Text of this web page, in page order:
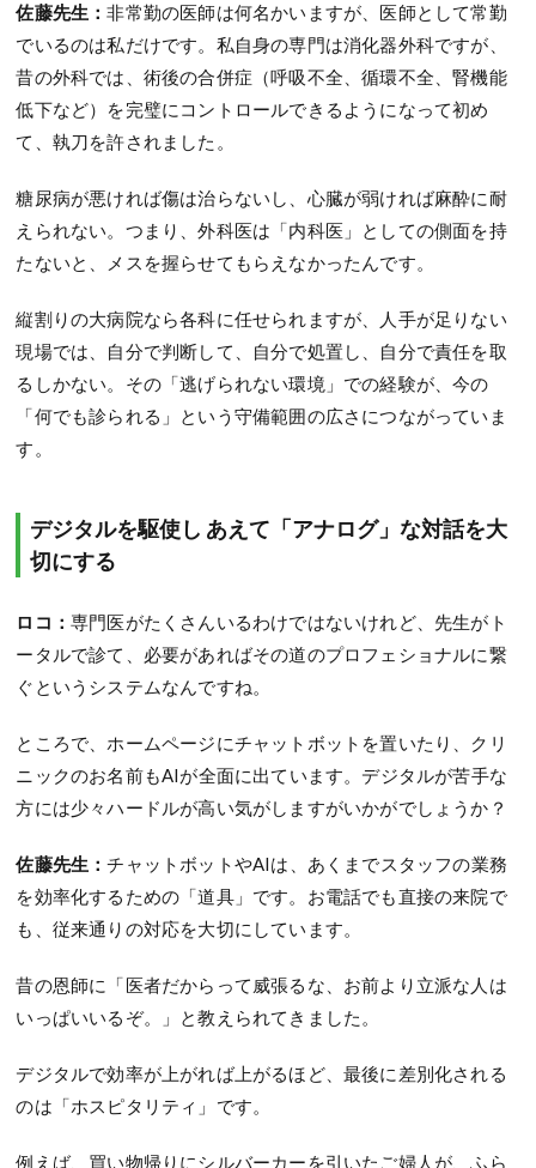
佐藤先生：非常勤の医師は何名かいますが、医師として常勤
でいるのは私だけです。私自身の専門は消化器外科ですが、
昔の外科では、術後の合併症（呼吸不全、循環不全、腎機能
低下など）を完璧にコントロールできるようになって初め
て、執刀を許されました。
糖尿病が悪ければ傷は治らないし、心臓が弱ければ麻酔に耐
えられない。つまり、外科医は「内科医」としての側面を持
たないと、メスを握らせてもらえなかったんです。
縦割りの大病院なら各科に任せられますが、人手が足りない
現場では、自分で判断して、自分で処置し、自分で責任を取
るしかない。その「逃げられない環境」での経験が、今の
「何でも診られる」という守備範囲の広さにつながっていま
す。
デジタルを駆使し あえて「アナログ」な対話を大
切にする
ロコ：専門医がたくさんいるわけではないけれど、先生がト
ータルで診て、必要があればその道のプロフェショナルに繋
ぐというシステムなんですね。
ところで、ホームページにチャットボットを置いたり、クリ
ニックのお名前もAIが全面に出ています。デジタルが苦手な
方には少々ハードルが高い気がしますがいかがでしょうか？
佐藤先生：チャットボットやAIは、あくまでスタッフの業務
を効率化するための「道具」です。お電話でも直接の来院で
も、従来通りの対応を大切にしています。
昔の恩師に「医者だからって威張るな、お前より立派な人は
いっぱいいるぞ。」と教えられてきました。
デジタルで効率が上がれば上がるほど、最後に差別化される
のは「ホスピタリティ」です。
例えば、買い物帰りにシルバーカーを引いたご婦人が、ふら